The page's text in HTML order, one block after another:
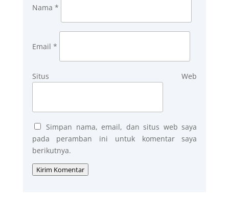
Nama *
Email *
Situs Web
Simpan nama, email, dan situs web saya
pada peramban ini untuk komentar saya
berikutnya.
Kirim Komentar